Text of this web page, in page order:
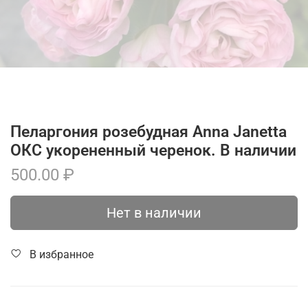
Пеларгония розебудная Anna Janetta
ОКС укорененный черенок. В наличии
500.00 ₽
Нет в наличии
В избранное